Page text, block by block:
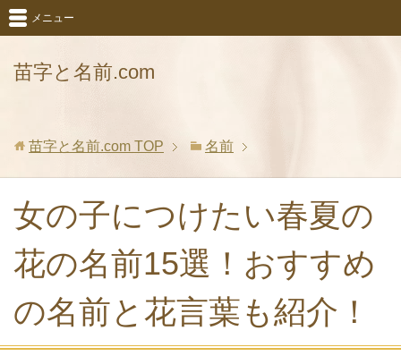
苗字と名前.com
メニュー
苗字と名前.com TOP 名前
女の子につけたい春夏の
花の名前15選！おすすめ
の名前と花言葉も紹介！